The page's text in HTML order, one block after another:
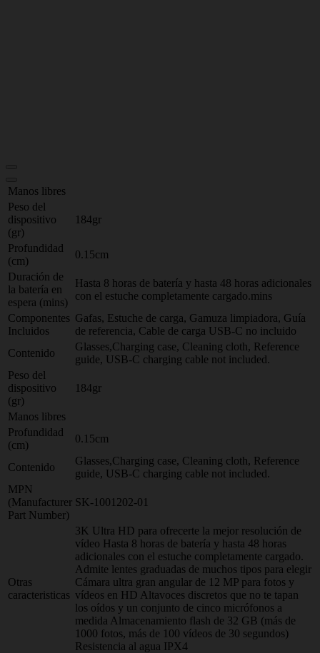
Manos libres
Peso del
dispositivo
(gr)
184gr
Profundidad
(cm)
0.15cm
Duración de
la batería en
espera (mins)
Hasta 8 horas de batería y hasta 48 horas adicionales
con el estuche completamente cargado.mins
Componentes
Incluidos
Gafas, Estuche de carga, Gamuza limpiadora, Guía
de referencia, Cable de carga USB-C no incluido
Contenido
Glasses,Charging case, Cleaning cloth, Reference
guide, USB-C charging cable not included.
Peso del
dispositivo
(gr)
184gr
Manos libres
Profundidad
(cm)
0.15cm
Contenido
Glasses,Charging case, Cleaning cloth, Reference
guide, USB-C charging cable not included.
MPN
(Manufacturer
Part Number)
SK-1001202-01
Otras
caracteristicas
3K Ultra HD para ofrecerte la mejor resolución de
vídeo Hasta 8 horas de batería y hasta 48 horas
adicionales con el estuche completamente cargado.
Admite lentes graduadas de muchos tipos para elegir
Cámara ultra gran angular de 12 MP para fotos y
vídeos en HD Altavoces discretos que no te tapan
los oídos y un conjunto de cinco micrófonos a
medida Almacenamiento flash de 32 GB (más de
1000 fotos, más de 100 vídeos de 30 segundos)
Resistencia al agua IPX4